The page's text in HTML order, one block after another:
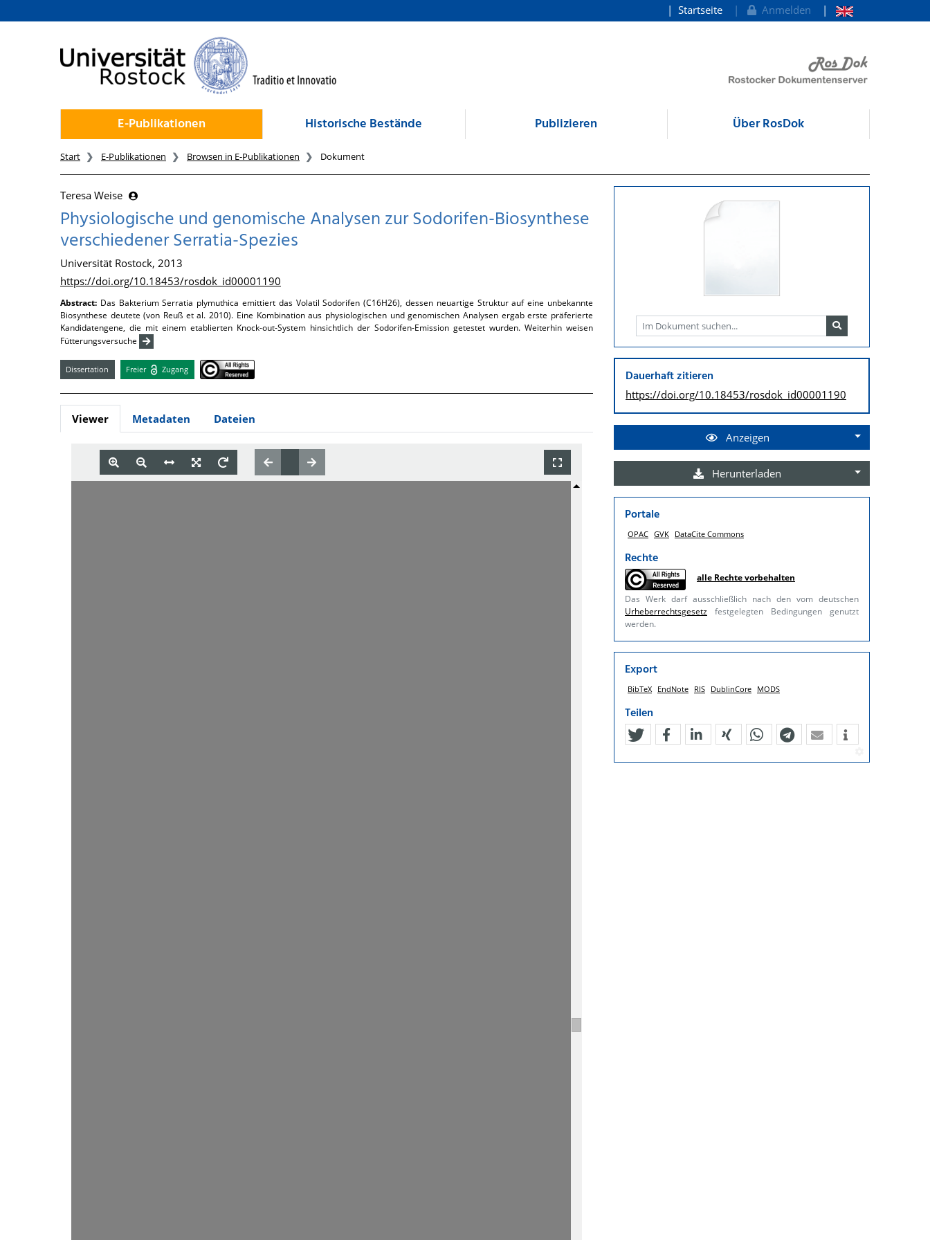
zum Inhalt
Startseite Anmelden
E-Publikationen Historische Bestände Publizieren Über RosDok
Start E-Publikationen Browsen in E-Publikationen Dokument
Teresa Weise
Physiologische und genomische Analysen zur Sodorifen-Biosynthese
verschiedener Serratia-Spezies
Universität Rostock, 2013
https://doi.org/10.18453/rosdok_id00001190
Abstract: Das Bakterium Serratia plymuthica emittiert das Volatil Sodorifen (C16H26), dessen neuartige Struktur auf eine unbekannte
Biosynthese deutete (von Reuß et al. 2010). Eine Kombination aus physiologischen und genomischen Analysen ergab erste präferierte
Kandidatengene, die mit einem etablierten Knock-out-System hinsichtlich der Sodorifen-Emission getestet wurden. Weiterhin weisen
Fütterungsversuche
Dissertation Freier Zugang
Viewer Metadaten Dateien
Dauerhaft zitieren
https://doi.org/10.18453/rosdok_id00001190
Anzeigen
Herunterladen
Portale
OPAC GVK DataCite Commons
Rechte
alle Rechte vorbehalten
Das Werk darf ausschließlich nach den vom deutschen
Urheberrechtsgesetz festgelegten Bedingungen genutzt
werden.
Export
BibTeX EndNote RIS DublinCore MODS
Teilen